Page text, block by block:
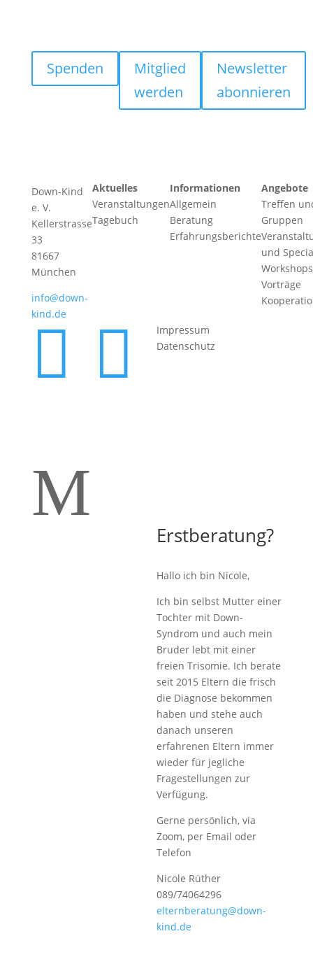
Spenden
Mitglied
werden
Newsletter
abonnieren
Down-Kind
e. V.
Kellerstrasse
33
81667
München
info@down-
kind.de
Aktuelles
Veranstaltungen
Tagebuch
Informationen
Allgemein
Beratung
Erfahrungsberichte
Angebote
Treffen
Gruppen
und
Vorträge
 
Impressum
Datenschutz
M
Erstberatung?
Hallo ich bin Nicole,
Ich bin selbst Mutter einer
Tochter mit Down-
Syndrom und auch mein
Bruder lebt mit einer
freien Trisomie. Ich berate
seit 2015 Eltern die frisch
die Diagnose bekommen
haben und stehe auch
danach unseren
erfahrenen Eltern immer
wieder für jegliche
Fragestellungen zur
Verfügung.
Gerne persönlich, via
Zoom, per Email oder
Telefon
Nicole Rüther
089/74064296
elternberatung@down-
kind.de